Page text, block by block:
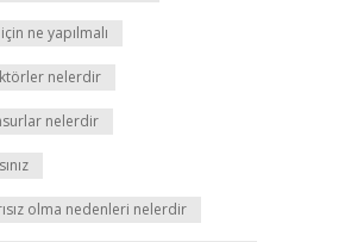
ne yapılmalı
nelerdir
nelerdir
olma nedenleri nelerdir